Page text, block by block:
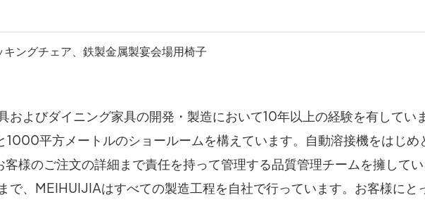
よびダイニング家具の開発・製造において10年以上の経験を有していま
平方メートルのショールームを構えています。自動溶接機をはじ
様のご注文の詳細まで責任を持って管理する品質管理チームを擁してい
で、MEIHUIJIAはすべての製造工程を自社で行っています。お客様にと